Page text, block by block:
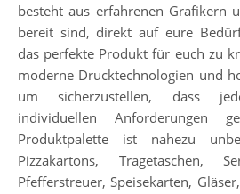
besteht aus erfahrenen Grafikern
bereit sind, direkt auf eure
das perfekte Produkt für euch zu
moderne Drucktechnologien und
um sicherzustellen, dass
individuellen Anforderungen
Produktpalette ist nahezu
Pizzakartons, Tragetaschen,
Pfefferstreuer, Speisekarten,